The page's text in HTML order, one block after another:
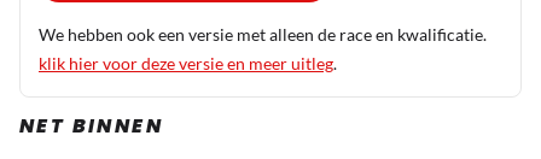
We hebben ook een versie met alleen de race en kwalificatie.
klik hier voor deze versie en meer uitleg.
NET BINNEN